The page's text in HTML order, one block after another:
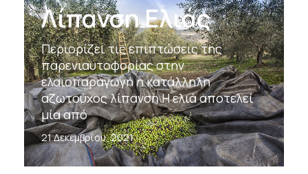
Λίπανση Ελιάς
Περιορίζει τις επιπτώσεις της
παρενιαυτοφορίας στην
ελαιοπαραγωγή η κατάλληλη
αζωτούχος λίπανση Η ελιά αποτελεί
μία από
21 Δεκεμβρίου, 2021